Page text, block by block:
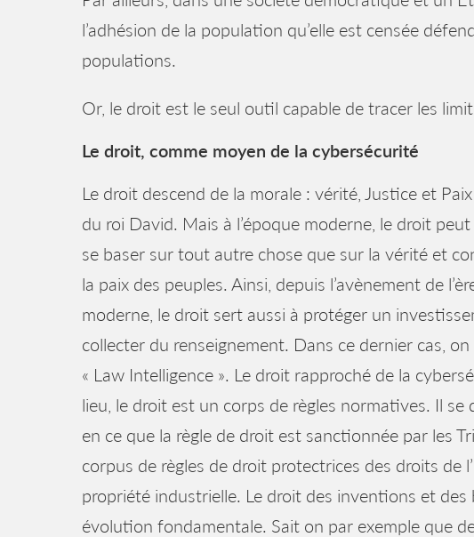
l’adhésion de la population qu’elle est censée
populations.
Or, le droit est le seul outil capable de tracer les
Le droit, comme moyen de la cybersécurité
Le droit descend de la morale : vérité, Justice et
du roi David. Mais à l’époque moderne, le droit
se baser sur tout autre chose que sur la vérité et
la paix des peuples. Ainsi, depuis l’avènement de
moderne, le droit sert aussi à protéger un
collecter du renseignement. Dans ce dernier cas,
« Law Intelligence ». Le droit rapproché de la
lieu, le droit est un corps de règles normatives. Il
en ce que la règle de droit est sanctionnée par les
corpus de règles de droit protectrices des droits de
propriété industrielle. Le droit des inventions et
évolution fondamentale. Sait on par exemple que